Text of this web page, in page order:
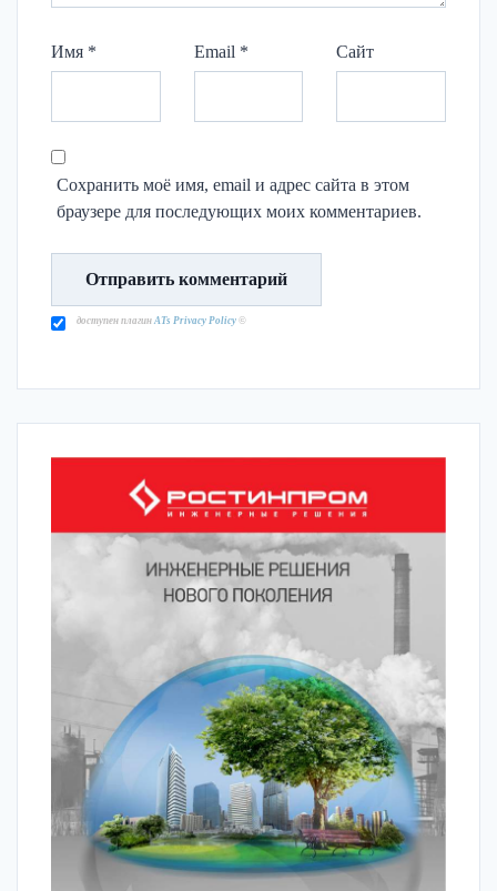
Имя * Email * Сайт
Сохранить моё имя, email и адрес сайта в этом
браузере для последующих моих комментариев.
доступен плагин ATs Privacy Policy ©